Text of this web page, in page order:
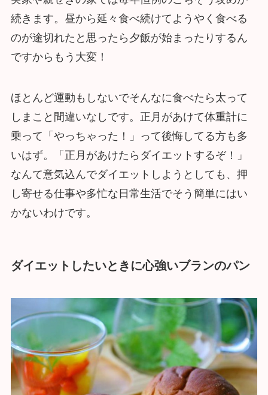
続きます。昼から延々食べ続けてようやく食べる
のが途切れたと思ったら夕飯が始まったりするん
ですからもう大変！
ほとんど運動もしないでそんなに食べたら太って
しまこと間違いなしです。正月があけて体重計に
乗って「やっちゃった！」って後悔してる方も多
いはず。「正月があけたらダイエットするぞ！」
なんて意気込んでダイエットしようとしても、押
し寄せる仕事や多忙な日常生活でそう簡単にはい
かないわけです。
ダイエットしたいときに心強いブランのパン